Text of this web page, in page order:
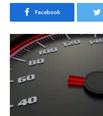
Facebook